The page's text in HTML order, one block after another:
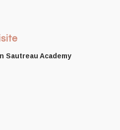
Sautreau Academy